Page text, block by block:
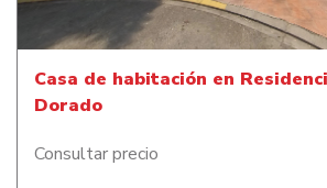
Casa de habitación en
Dorado
Consultar precio